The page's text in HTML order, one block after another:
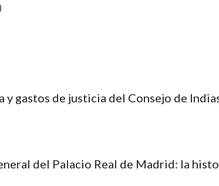
y gastos de justicia del Consejo de
del Palacio Real de Madrid: la